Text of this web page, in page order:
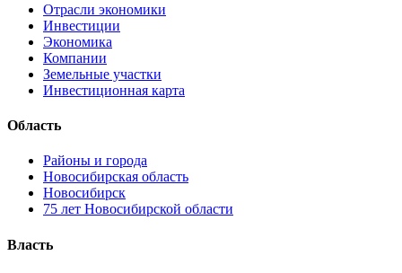
Отрасли экономики
Инвестиции
Экономика
Компании
Земельные участки
Инвестиционная карта
Область
Районы и города
Новосибирская область
Новосибирск
75 лет Новосибирской области
Власть